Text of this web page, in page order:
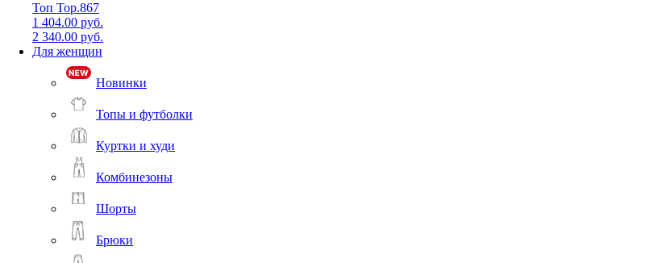
Топ Top.867
1 404.00 руб.
2 340.00 руб.
Для женщин
Новинки
Топы и футболки
Куртки и худи
Комбинезоны
Шорты
Брюки